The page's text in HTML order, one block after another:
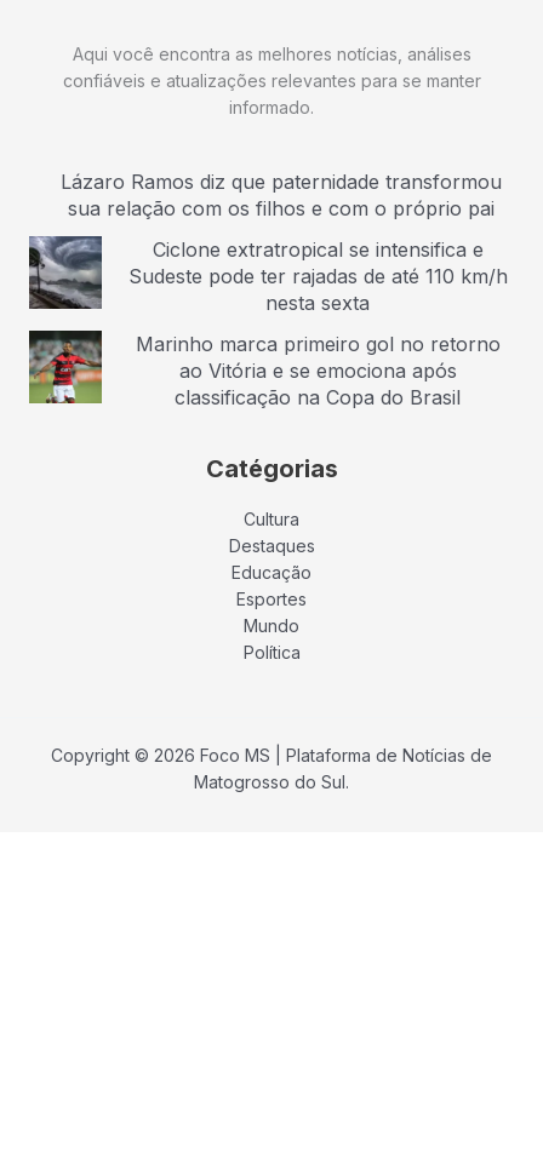
Aqui você encontra as melhores notícias, análises
confiáveis e atualizações relevantes para se manter
informado.
Lázaro Ramos diz que paternidade transformou
sua relação com os filhos e com o próprio pai
Ciclone extratropical se intensifica e
Sudeste pode ter rajadas de até 110 km/h
nesta sexta
Marinho marca primeiro gol no retorno
ao Vitória e se emociona após
classificação na Copa do Brasil
Catégorias
Cultura
Destaques
Educação
Esportes
Mundo
Política
Copyright © 2026 Foco MS | Plataforma de Notícias de
Matogrosso do Sul.